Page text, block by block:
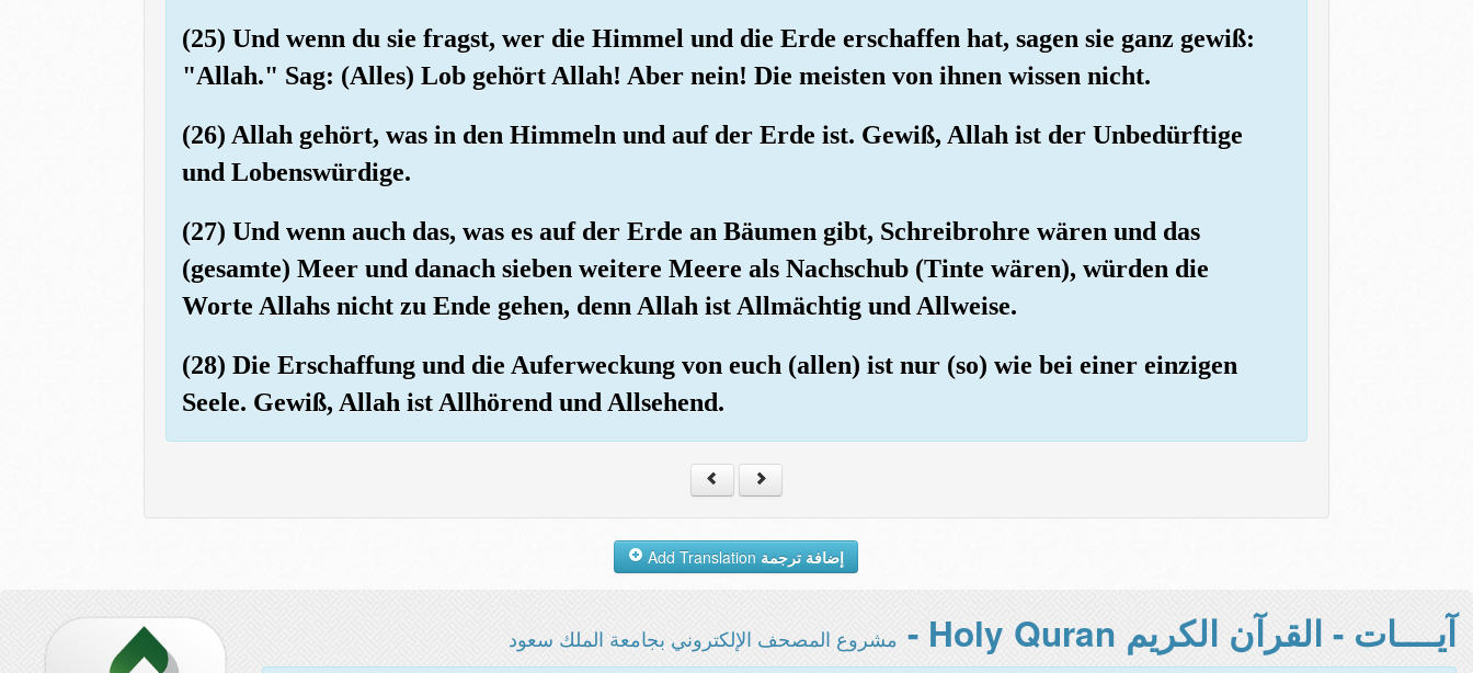
(25) Und wenn du sie fragst, wer die Himmel und die Erde erschaffen hat, sagen sie ganz gewiß:
"Allah." Sag: (Alles) Lob gehört Allah! Aber nein! Die meisten von ihnen wissen nicht.
(26) Allah gehört, was in den Himmeln und auf der Erde ist. Gewiß, Allah ist der Unbedürftige
und Lobenswürdige.
(27) Und wenn auch das, was es auf der Erde an Bäumen gibt, Schreibrohre wären und das
(gesamte) Meer und danach sieben weitere Meere als Nachschub (Tinte wären), würden die
Worte Allahs nicht zu Ende gehen, denn Allah ist Allmächtig und Allweise.
(28) Die Erschaffung und die Auferweckung von euch (allen) ist nur (so) wie bei einer einzigen
Seele. Gewiß, Allah ist Allhörend und Allsehend.
إضافة ترجمة
آيــــات - القرآن الكريم Holy Quran - مشروع المصحف الإلكتروني بجامعة الملك سعود